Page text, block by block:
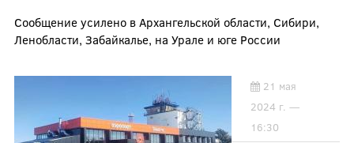
Сообщение усилено в Архангельской области, Сибири,
Ленобласти, Забайкалье, на Урале и юге России
21 мая
2024 г. —
16:30